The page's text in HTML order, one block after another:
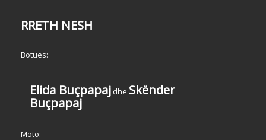
RRETH NESH
Botues:
Elida Buçpapaj dhe Skënder
Buçpapaj
Moto: